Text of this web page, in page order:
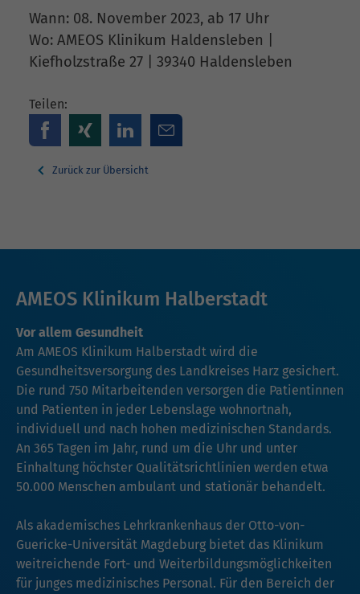
Wann: 08. November 2023, ab 17 Uhr
Wo: AMEOS Klinikum Haldensleben |
Kiefholzstraße 27 | 39340 Haldensleben
Teilen:
Zurück zur Übersicht
AMEOS Klinikum Halberstadt
Vor allem Gesundheit
Am AMEOS Klinikum Halberstadt wird die
Gesundheitsversorgung des Landkreises Harz gesichert.
Die rund 750 Mitarbeitenden versorgen die Patientinnen
und Patienten in jeder Lebenslage wohnortnah,
individuell und nach hohen medizinischen Standards.
An 365 Tagen im Jahr, rund um die Uhr und unter
Einhaltung höchster Qualitätsrichtlinien werden etwa
50.000 Menschen ambulant und stationär behandelt.
Als akademisches Lehrkrankenhaus der Otto-von-
Guericke-Universität Magdeburg bietet das Klinikum
weitreichende Fort- und Weiterbildungsmöglichkeiten
für junges medizinisches Personal. Für den Bereich der